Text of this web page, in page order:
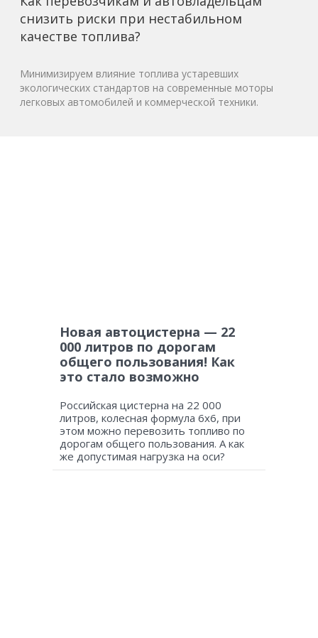
снизить риски при нестабильном
качестве топлива?
Минимизируем влияние топлива устаревших
экологических стандартов на современные моторы
легковых автомобилей и коммерческой техники.
Новая автоцистерна — 22
000 литров по дорогам
общего пользования! Как
это стало возможно
Российская цистерна на 22 000
литров, колесная формула 6х6, при
этом можно перевозить топливо по
дорогам общего пользования. А как
же допустимая нагрузка на оси?